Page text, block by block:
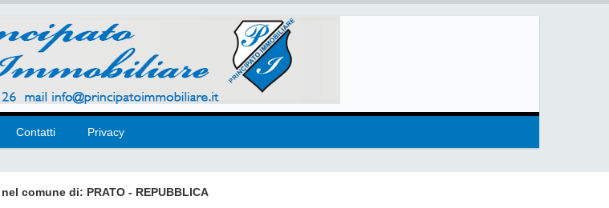
Contatti Privacy
nel comune di: PRATO - REPUBBLICA